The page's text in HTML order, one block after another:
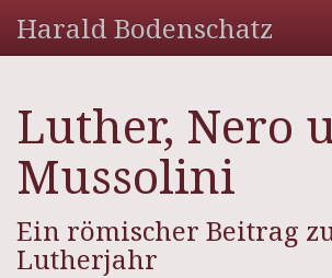
Harald Bodenschatz
Luther, Nero
Mussolini
Ein römischer Beitrag
Lutherjahr